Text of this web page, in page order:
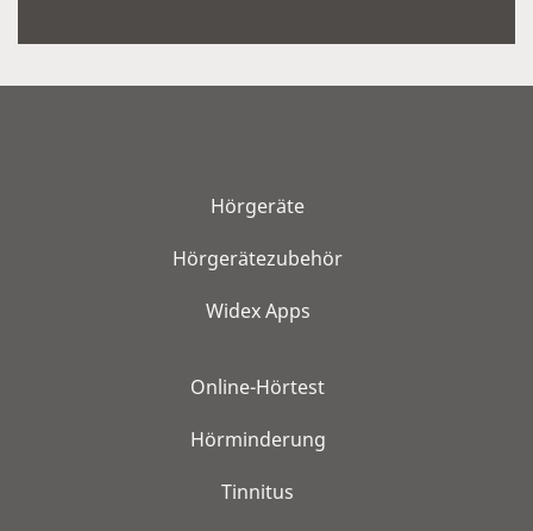
Hörgeräte
Hörgerätezubehör
Widex Apps
Online-Hörtest
Hörminderung
Tinnitus